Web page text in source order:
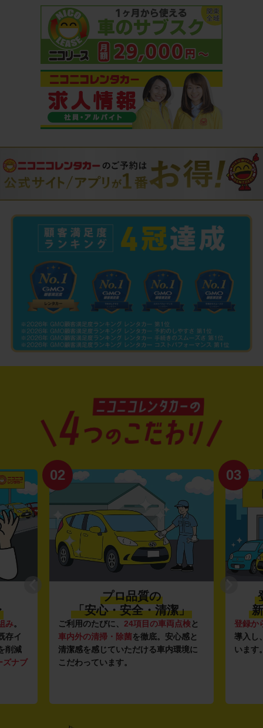
み。
存イ
削減
ズナブ
02
プロ品質の
「安心・安全・清潔」
ご利用のたびに、 24項目の車両点検と
車内外の清掃・除菌を徹底。安心感と
清潔感を感じていただける車内環境に
こだわっています。
03
登録か
導入し
います